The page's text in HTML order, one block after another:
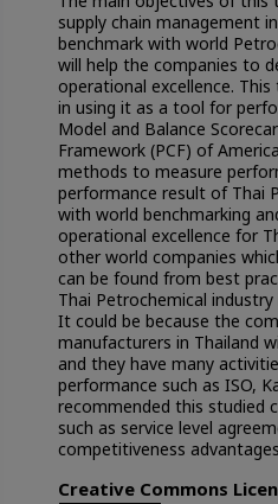
supply chain management
benchmark with world
will help the companies to
operational excellence.
in using it as a tool for
Model and Balance
Framework (PCF) of
methods to measure
performance result of Thai
with world benchmarking
operational excellence for
other world companies
can be found from best
Thai Petrochemical
It could be because the
manufacturers in Thailand
and they have many
performance such as ISO,
recommended this studied
such as service level
competitiveness
Creative Commons